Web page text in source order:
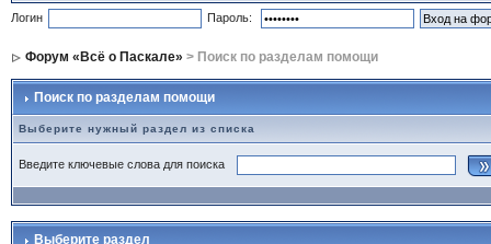
Логин Пароль:
Форум «Всё о Паскале» > Поиск по разделам помощи
Поиск по разделам помощи
Выберите нужный раздел из списка
Введите ключевые слова для поиска
Выберите раздел